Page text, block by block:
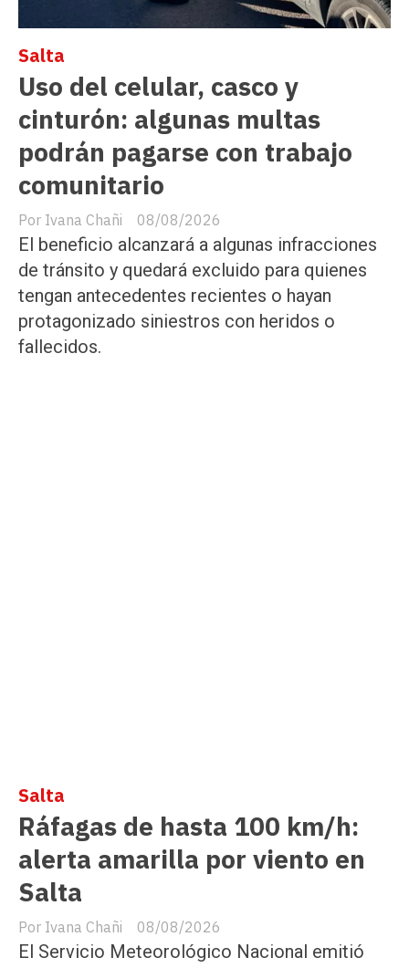
Uso del celular, casco y
cinturón: algunas multas
podrán pagarse con trabajo
comunitario
Ivana Chañi
Salta
08/08/2026
El beneficio alcanzará a algunas infracciones
de tránsito y quedará excluido para quienes
tengan antecedentes recientes o hayan
protagonizado siniestros con heridos o
fallecidos.
Ráfagas de hasta 100 km/h:
alerta amarilla por viento en
Salta
Ivana Chañi
Salta
08/08/2026
El Servicio Meteorológico Nacional emitió